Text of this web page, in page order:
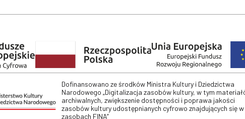
Dofinansowano ze środków Ministra Kultury i Dziedzictwa
Narodowego „Digitalizacja zasobów kultury, w tym
archiwalnych, zwiększenie dostępności i poprawa jakości
zasobów kultury udostępnianych cyfrowo znajdujących się w
zasobach FINA”